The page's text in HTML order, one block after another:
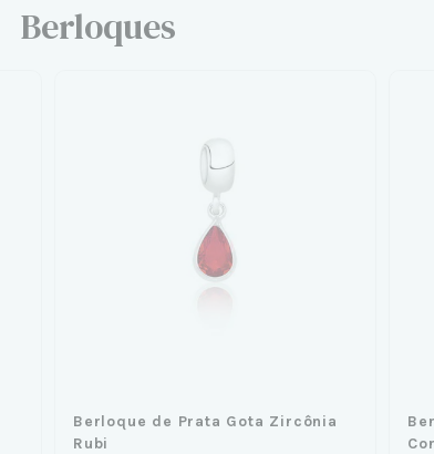
Berloques
Berloque de Prata Gota Zircônia
Rubi